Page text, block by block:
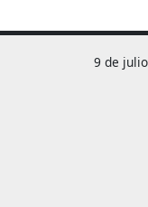
9 de